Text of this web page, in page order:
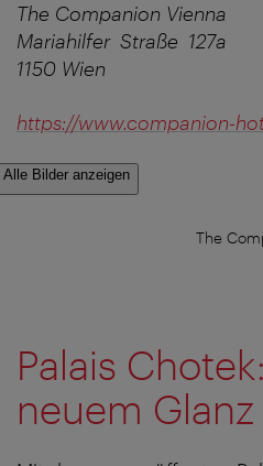
The Companion Vienna
Mariahilfer Straße 127a
1150 Wien
https://www.companion-
Alle Bilder anzeigen
The
Palais
neuem Glanz